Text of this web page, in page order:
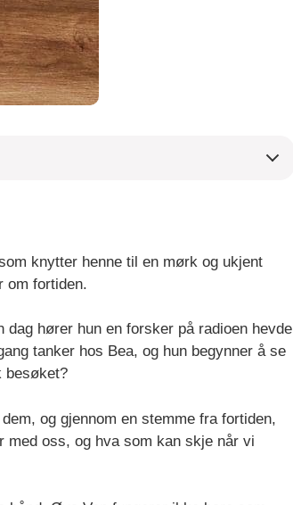
knytter henne til en mørk og ukjent
om fortiden.
hører hun en forsker på radioen hevde
tanker hos Bea, og hun begynner å se
besøket?
og gjennom en stemme fra fortiden,
med oss, og hva som kan skje når vi